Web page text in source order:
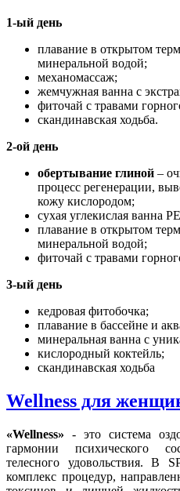
1-ый день
плавание в открытом
минеральной водой;
механомассаж;
жемчужная ванна с
фиточай с травами
скандинавская ходьба.
2-ой день
обертывание глиной –
процесс регенерации,
кожу кислородом;
сухая углекислая ванна
плавание в открытом
минеральной водой;
фиточай с травами
3-ый день
кедровая фитобочка;
плавание в бассейне и
минеральная ванна с
кислородный коктейль;
скандинавская ходьба
Wellness для
«Wellness» - это система
гармонии психического
телесного удовольствия. В
комплекс процедур,